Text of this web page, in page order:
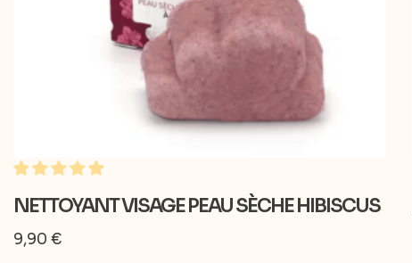
NETTOYANT VISAGE PEAU SÈCHE HIBISCUS
9,90 €